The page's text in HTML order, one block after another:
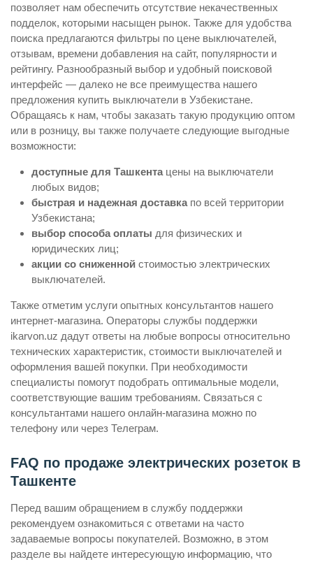
позволяет нам обеспечить отсутствие некачественных
подделок, которыми насыщен рынок. Также для удобства
поиска предлагаются фильтры по цене выключателей,
отзывам, времени добавления на сайт, популярности и
рейтингу. Разнообразный выбор и удобный поисковой
интерфейс — далеко не все преимущества нашего
предложения купить выключатели в Узбекистане.
Обращаясь к нам, чтобы заказать такую продукцию оптом
или в розницу, вы также получаете следующие выгодные
возможности:
доступные для Ташкента цены на выключатели
любых видов;
быстрая и надежная доставка по всей территории
Узбекистана;
выбор способа оплаты для физических и
юридических лиц;
акции со сниженной стоимостью электрических
выключателей.
Также отметим услуги опытных консультантов нашего
интернет-магазина. Операторы службы поддержки
ikarvon.uz дадут ответы на любые вопросы относительно
технических характеристик, стоимости выключателей и
оформления вашей покупки. При необходимости
специалисты помогут подобрать оптимальные модели,
соответствующие вашим требованиям. Связаться с
консультантами нашего онлайн-магазина можно по
телефону или через Телеграм.
FAQ по продаже электрических розеток в
Ташкенте
Перед вашим обращением в службу поддержки
рекомендуем ознакомиться с ответами на часто
задаваемые вопросы покупателей. Возможно, в этом
разделе вы найдете интересующую информацию, что